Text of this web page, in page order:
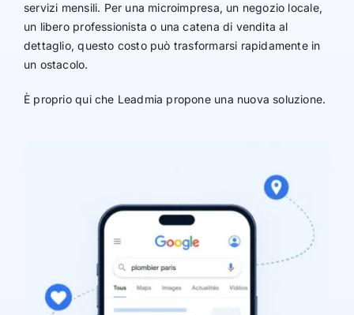
servizi mensili. Per una microimpresa, un negozio locale,
un libero professionista o una catena di vendita al
dettaglio, questo costo può trasformarsi rapidamente in
un ostacolo.
È proprio qui che Leadmia propone una nuova soluzione.